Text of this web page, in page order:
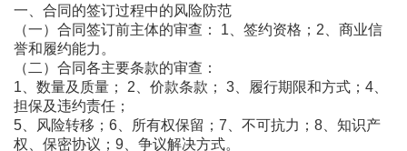
一、合同的签订过程中的风险防范
（一）合同签订前主体的审查： 1、签约资格；2、商业信
誉和履约能力。
（二）合同各主要条款的审查：
1、数量及质量； 2、价款条款； 3、履行期限和方式；4、
担保及违约责任；
5、风险转移；6、所有权保留；7、不可抗力；8、知识产
权、保密协议；9、争议解决方式。